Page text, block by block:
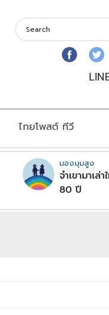
ไทยโพสต์ ทีวี
มองมุมสูง
จำเขามาเล่
80 ปี